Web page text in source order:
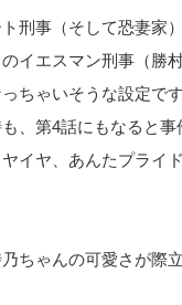
刑事（そして恐妻家
イエスマン刑事（勝
ちゃいそうな設定で
、第4話にもなると
イヤ、あんたプライ
ちゃんの可愛さが際